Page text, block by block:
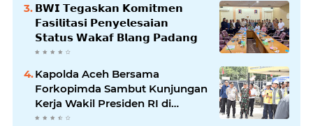
𝗕𝗪𝗜 𝗧𝗲𝗴𝗮𝘀𝗸𝗮𝗻 𝗞𝗼𝗺𝗶𝘁𝗺𝗲𝗻
𝗙𝗮𝘀𝗶𝗹𝗶𝘁𝗮𝘀𝗶 𝗣𝗲𝗻𝘆𝗲𝗹𝗲𝘀𝗮𝗶𝗮𝗻
𝗦𝘁𝗮𝘁𝘂𝘀 𝗪𝗮𝗸𝗮𝗳 𝗕𝗹𝗮𝗻𝗴 𝗣𝗮𝗱𝗮𝗻𝗴
Kapolda Aceh Bersama
Forkopimda Sambut Kunjungan
Kerja Wakil Presiden RI di
Kabupaten Bireuen